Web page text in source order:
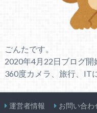
ごんたです。
2020年4月22日ブログ
360度カメラ、旅行、IT
運営者情報 お問い合わ